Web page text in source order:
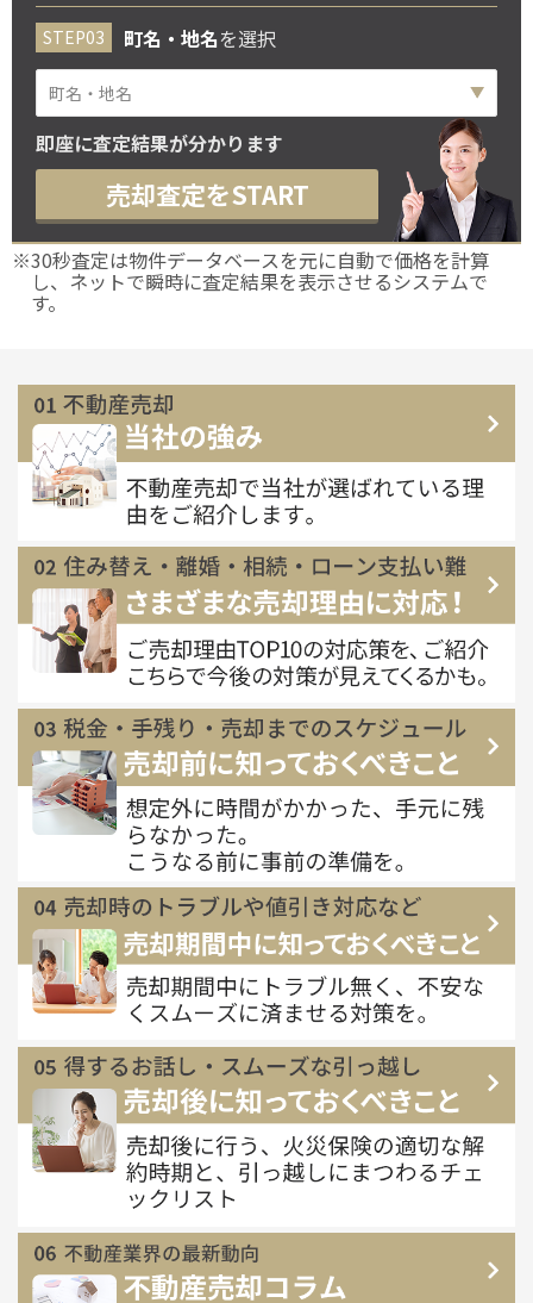
町名・地名を選択
即座に査定結果が分かります
売却査定をSTART
※30秒査定は物件データベースを元に自動で価格を計算
し、ネットで瞬時に査定結果を表示させるシステムで
す。